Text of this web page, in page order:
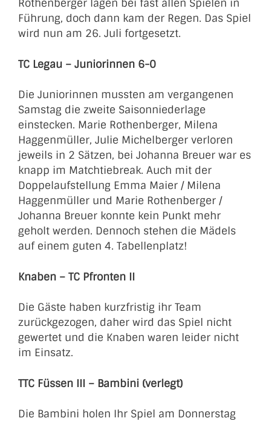
Rothenberger lagen bei fast allen Spielen in
Führung, doch dann kam der Regen. Das Spiel
wird nun am 26. Juli fortgesetzt.
TC Legau – Juniorinnen 6-0
Die Juniorinnen mussten am vergangenen
Samstag die zweite Saisonniederlage
einstecken. Marie Rothenberger, Milena
Haggenmüller, Julie Michelberger verloren
jeweils in 2 Sätzen, bei Johanna Breuer war es
knapp im Matchtiebreak. Auch mit der
Doppelaufstellung Emma Maier / Milena
Haggenmüller und Marie Rothenberger /
Johanna Breuer konnte kein Punkt mehr
geholt werden. Dennoch stehen die Mädels
auf einem guten 4. Tabellenplatz!
Knaben – TC Pfronten II
Die Gäste haben kurzfristig ihr Team
zurückgezogen, daher wird das Spiel nicht
gewertet und die Knaben waren leider nicht
im Einsatz.
TTC Füssen III – Bambini (verlegt)
Die Bambini holen Ihr Spiel am Donnerstag